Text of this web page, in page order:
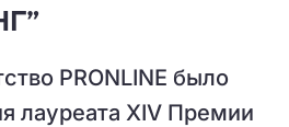
PRONLINE было
лауреата XIV Премии